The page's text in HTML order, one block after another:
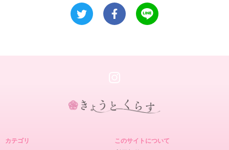
カテゴリ このサイトについて